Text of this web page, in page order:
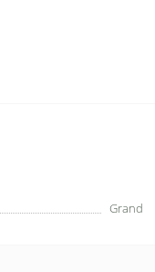
Grand